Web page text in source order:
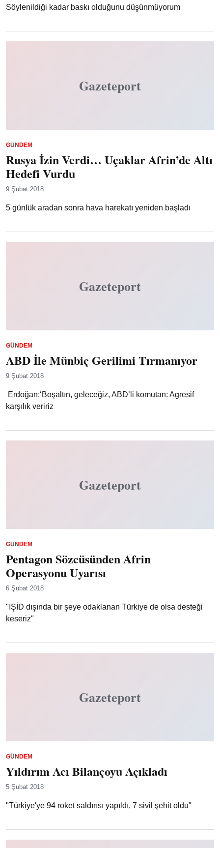
Söylenildiği kadar baskı olduğunu düşünmüyorum
Gazeteport
GÜNDEM
Rusya İzin Verdi… Uçaklar Afrin’de Altı
Hedefi Vurdu
9 Şubat 2018
5 günlük aradan sonra hava harekatı yeniden başladı
Gazeteport
GÜNDEM
ABD İle Münbiç Gerilimi Tırmanıyor
9 Şubat 2018
Erdoğan:‘Boşaltın, geleceğiz, ABD’li komutan: Agresif
karşılık veririz
Gazeteport
GÜNDEM
Pentagon Sözcüsünden Afrin
Operasyonu Uyarısı
6 Şubat 2018
"IŞİD dışında bir şeye odaklanan Türkiye de olsa desteği
keseriz"
Gazeteport
GÜNDEM
Yıldırım Acı Bilançoyu Açıkladı
5 Şubat 2018
"Türkiye'ye 94 roket saldırısı yapıldı, 7 sivil şehit oldu"